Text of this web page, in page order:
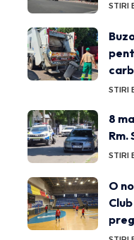
STIRI
STIRI
8
Rm.
STIRI
O